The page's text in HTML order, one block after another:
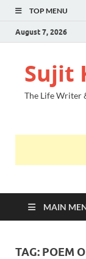
TOP MENU
August 7, 2026
Sujit
The Life Writer
MAIN
TAG: POEM